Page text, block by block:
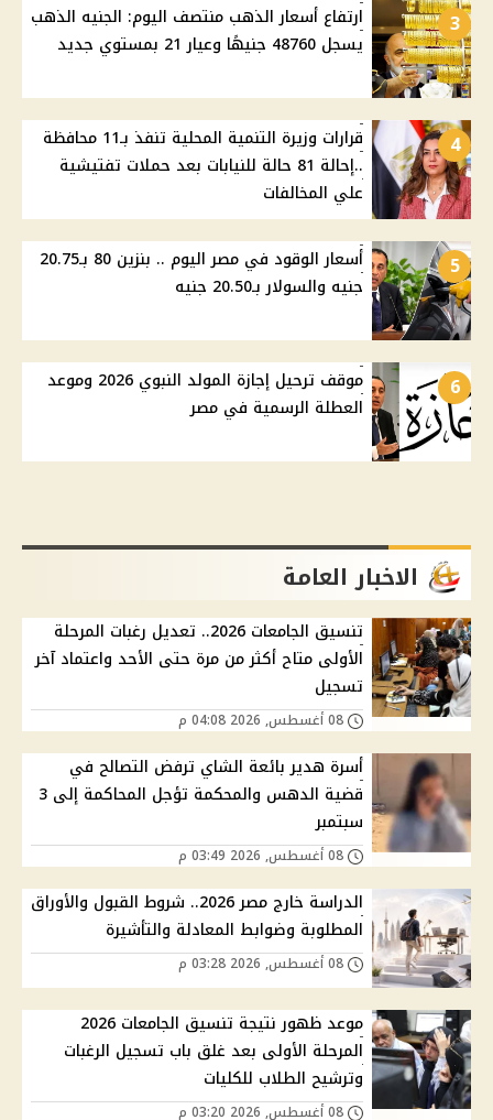
3
ارتفاع أسعار الذهب منتصف اليوم: الجنيه الذهب
يسجل 48760 جنيهًا وعيار 21 بمستوي جديد
4
قرارات وزيرة التنمية المحلية تنفذ بـ11 محافظة
..إحالة 81 حالة للنيابات بعد حملات تفتيشية
علي المخالفات
5
أسعار الوقود في مصر اليوم .. بنزين 80 بـ20.75
جنيه والسولار بـ20.50 جنيه
6
موقف ترحيل إجازة المولد النبوي 2026 وموعد
العطلة الرسمية في مصر
الاخبار العامة
تنسيق الجامعات 2026.. تعديل رغبات المرحلة
الأولى متاح أكثر من مرة حتى الأحد واعتماد آخر
تسجيل
أسرة هدير بائعة الشاي ترفض التصالح في
قضية الدهس والمحكمة تؤجل المحاكمة إلى 3
سبتمبر
الدراسة خارج مصر 2026.. شروط القبول والأوراق
المطلوبة وضوابط المعادلة والتأشيرة
موعد ظهور نتيجة تنسيق الجامعات 2026
المرحلة الأولى بعد غلق باب تسجيل الرغبات
وترشيح الطلاب للكليات